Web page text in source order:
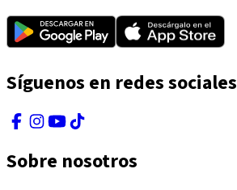
Síguenos en redes sociales
Sobre nosotros